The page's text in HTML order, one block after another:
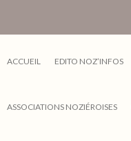
ACCUEIL EDITO NOZ’INFOS
ASSOCIATIONS NOZIÉROISES